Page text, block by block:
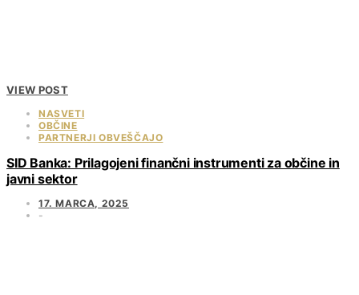
VIEW POST
NASVETI
OBČINE
PARTNERJI OBVEŠČAJO
SID Banka: Prilagojeni finančni instrumenti za občine in
javni sektor
17. MARCA, 2025